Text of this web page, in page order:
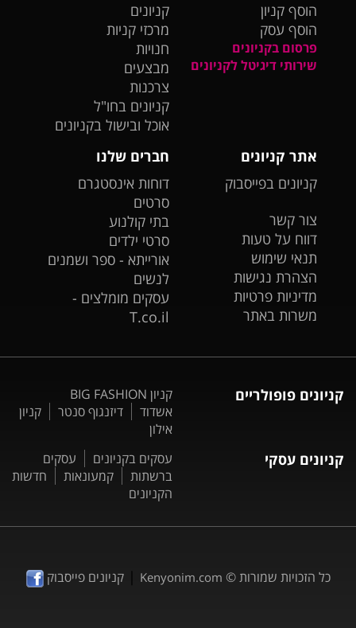
הוסף קניון
הוסף עסק
פרסום בקניונים
שירותי דיגיטל לקניונים
קניונים
מרכזי קניות
חנויות
מבצעים
צרכנות
קניונים בחו"ל
אוכל ובישול בקניונים
אתר קניונים
קניונים בפייסבוק
צור קשר
דווח על טעות
תנאי שימוש
הצהרת נגישות
מדיניות פרטיות
משרות באתר
חברים שלנו
דוחות אינסטגרם
סרטים
בתי קולנוע
סרטי ילדים
אורייתא - ספר ושמנים
לנשים
עסקים מומלצים -
T.co.il
קניונים פופולריים
קניון BIG FASHION
אשדוד
דיזנגוף סנטר
קניון
אילון
קניונים עסקי עסקים בקניונים
עסקים
ברשתות
קמעונאות
חדשות
הקניונים
כל הזכויות שמורות © Kenyonim.com
|קניונים פייסבוק